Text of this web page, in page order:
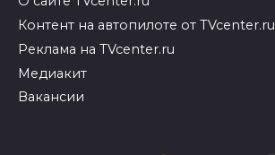
Контент на автопилоте от TVcenter.ru
Реклама на TVcenter.ru
Медиакит
Вакансии